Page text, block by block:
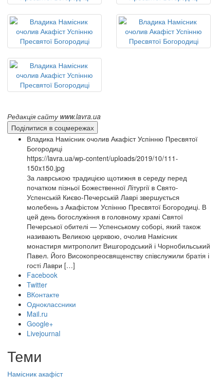
Редакція сайту www.lavra.ua
Поділитися в соцмережах
Владика Намісник очолив Акафіст Успінню Пресвятої
Богородиці
https://lavra.ua/wp-content/uploads/2019/10/111-
150x150.jpg
За лаврською традицією щотижня в середу перед
початком пізньої Божественної Літургії в Свято-
Успенській Києво-Печерській Лаврі звершується
молебень з Акафістом Успінню Пресвятої Богородиці. В
цей день богослужіння в головному храмі Святої
Печерської обителі — Успенському соборі, який також
називають Великою церквою, очолив Намісник
монастиря митрополит Вишгородський і Чорнобильський
Павел. Його Високопреосвященству співслужили братія і
гості Лаври […]
Facebook
Twitter
ВКонтакте
Одноклассники
Mail.ru
Google+
Livejournal
Теми
Намісник акафіст